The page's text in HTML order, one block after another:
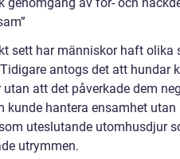
sett har människor haft olika
antogs det att hundar
utan att det påverkade dem
kunde hantera ensamhet
uteslutande utomhusdjur
utrymmen.